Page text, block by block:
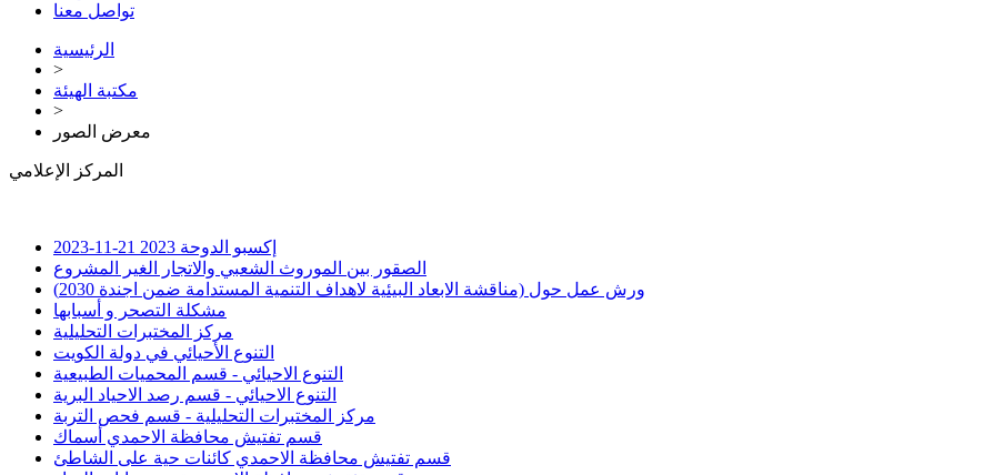
تواصل معنا
الرئيسية
>
مكتبة الهيئة
>
معرض الصور
المركز الإعلامي
إكسبو الدوحة 2023
21-11-2023
الصقور بين الموروث الشعبي والاتجار الغير المشروع
ورش عمل حول (مناقشة الابعاد البيئية لاهداف التنمية المستدامة ضمن اجندة 2030)
مشكلة التصحر و أسبابها
مركز المختبرات التحليلية
التنوع الأحيائي في دولة الكويت
التنوع الاحيائي - قسم المحميات الطبيعية
التنوع الاحيائي - قسم رصد الاحياد البرية
مركز المختبرات التحليلية - قسم فحص التربة
قسم تفتيش محافظة الاحمدي أسماك
قسم تفتيش محافظة الاحمدي كائنات حية على الشاطئ